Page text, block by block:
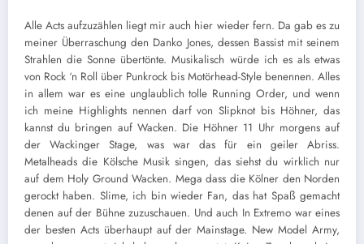
Alle Acts aufzuzählen liegt mir auch hier wieder fern. Da gab es zu
meiner Überraschung den Danko Jones, dessen Bassist mit seinem
Strahlen die Sonne übertönte. Musikalisch würde ich es als etwas
von Rock ‘n Roll über Punkrock bis Motörhead-Style benennen. Alles
in allem war es eine unglaublich tolle Running Order, und wenn
ich meine Highlights nennen darf von Slipknot bis Höhner, das
kannst du bringen auf Wacken. Die Höhner 11 Uhr morgens auf
der Wackinger Stage, was war das für ein geiler Abriss.
Metalheads die Kölsche Musik singen, das siehst du wirklich nur
auf dem Holy Ground Wacken. Mega dass die Kölner den Norden
gerockt haben. Slime, ich bin wieder Fan, das hat Spaß gemacht
denen auf der Bühne zuzuschauen. Und auch In Extremo war eines
der besten Acts überhaupt auf der Mainstage. New Model Army,